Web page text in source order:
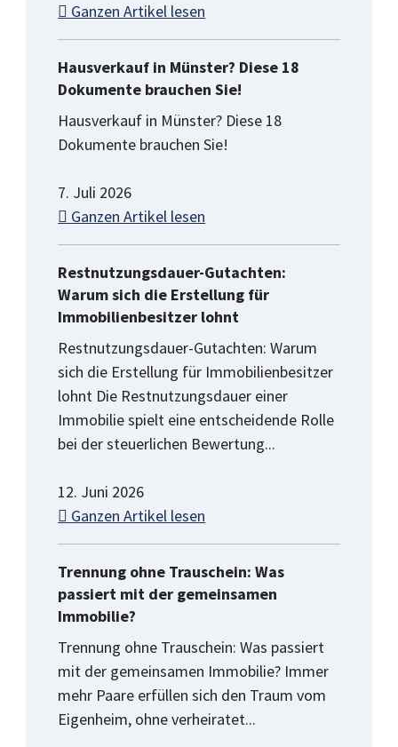
Ganzen Artikel lesen
Hausverkauf in Münster? Diese 18
Dokumente brauchen Sie!
Hausverkauf in Münster? Diese 18
Dokumente brauchen Sie!
7. Juli 2026
Ganzen Artikel lesen
Restnutzungsdauer-Gutachten:
Warum sich die Erstellung für
Immobilienbesitzer lohnt
Restnutzungsdauer-Gutachten: Warum
sich die Erstellung für Immobilienbesitzer
lohnt Die Restnutzungsdauer einer
Immobilie spielt eine entscheidende Rolle
bei der steuerlichen Bewertung...
12. Juni 2026
Ganzen Artikel lesen
Trennung ohne Trauschein: Was
passiert mit der gemeinsamen
Immobilie?
Trennung ohne Trauschein: Was passiert
mit der gemeinsamen Immobilie? Immer
mehr Paare erfüllen sich den Traum vom
Eigenheim, ohne verheiratet...